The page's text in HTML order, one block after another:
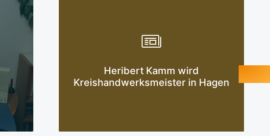
Heribert Kamm wird
Kreishandwerksmeister in Hagen